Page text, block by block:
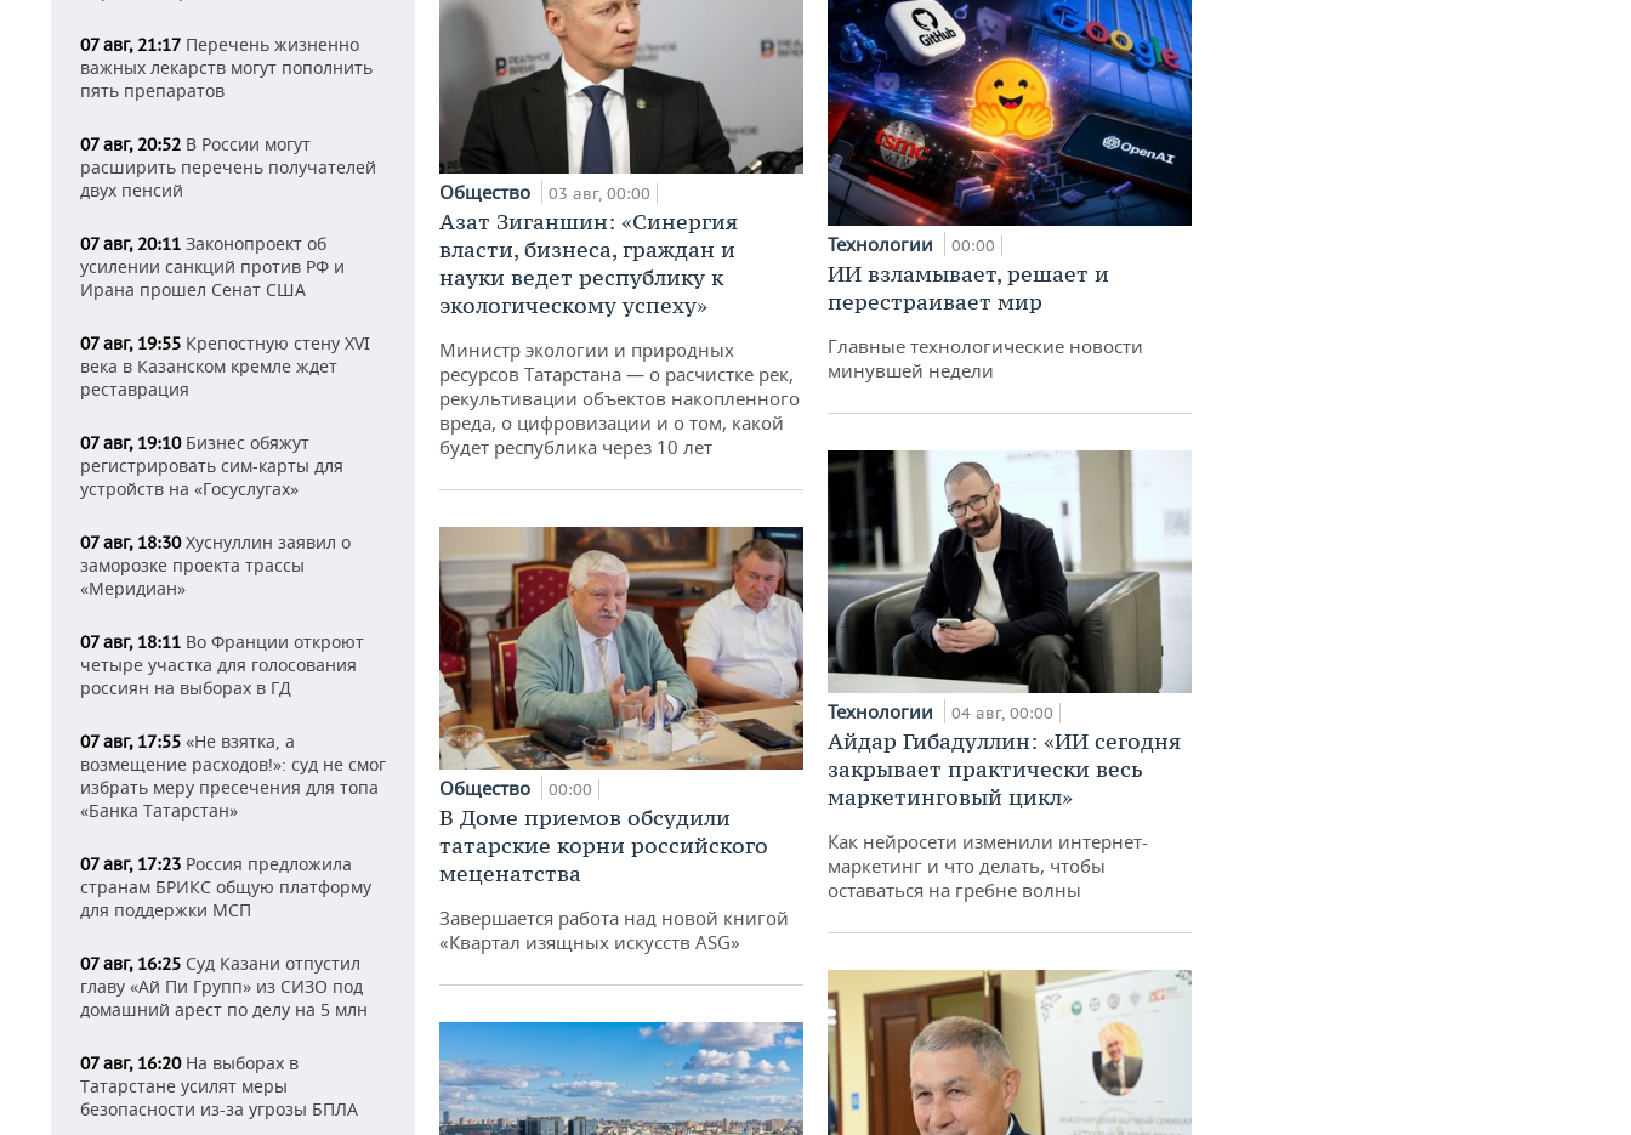
07 авг, 21:17 Перечень жизненно
важных лекарств могут пополнить
пять препаратов
07 авг, 20:52 В России могут
расширить перечень получателей
двух пенсий
07 авг, 20:11 Законопроект об
усилении санкций против РФ и
Ирана прошел Сенат США
07 авг, 19:55 Крепостную стену XVI
века в Казанском кремле ждет
реставрация
07 авг, 19:10Бизнес обяжут
регистрировать сим-карты для
устройств на «Госуслугах»
07 авг, 18:30Хуснуллин заявил о
заморозке проекта трассы
«Меридиан»
07 авг, 18:11 Во Франции откроют
четыре участка для голосования
россиян на выборах в ГД
07 авг, 17:55 «Не взятка, а
возмещение расходов!»: суд не смог
избрать меру пресечения для топа
«Банка Татарстан»
07 авг, 17:23 Россия предложила
странам БРИКС общую платформу
для поддержки МСП
07 авг, 16:25 Суд Казани отпустил
главу «Ай Пи Групп» из СИЗО под
домашний арест по делу на 5 млн
07 авг, 16:20На выборах в
Татарстане усилят меры
безопасности из-за угрозы БПЛА
Общество 03 авг, 00:00
Азат Зиганшин: «Синергия
власти, бизнеса, граждан и
науки ведет республику к
экологическому успеху»
Министр экологии и природных
ресурсов Татарстана — о расчистке рек,
рекультивации объектов накопленного
вреда, о цифровизации и о том, какой
будет республика через 10 лет
Общество 00:00
В Доме приемов обсудили
татарские корни российского
меценатства
Завершается работа над новой книгой
«Квартал изящных искусств ASG»
Технологии 00:00
ИИ взламывает, решает и
перестраивает мир
Главные технологические новости
минувшей недели
Технологии 04 авг, 00:00
Айдар Гибадуллин: «ИИ сегодня
закрывает практически весь
маркетинговый цикл»
Как нейросети изменили интернет-
маркетинг и что делать, чтобы
оставаться на гребне волны